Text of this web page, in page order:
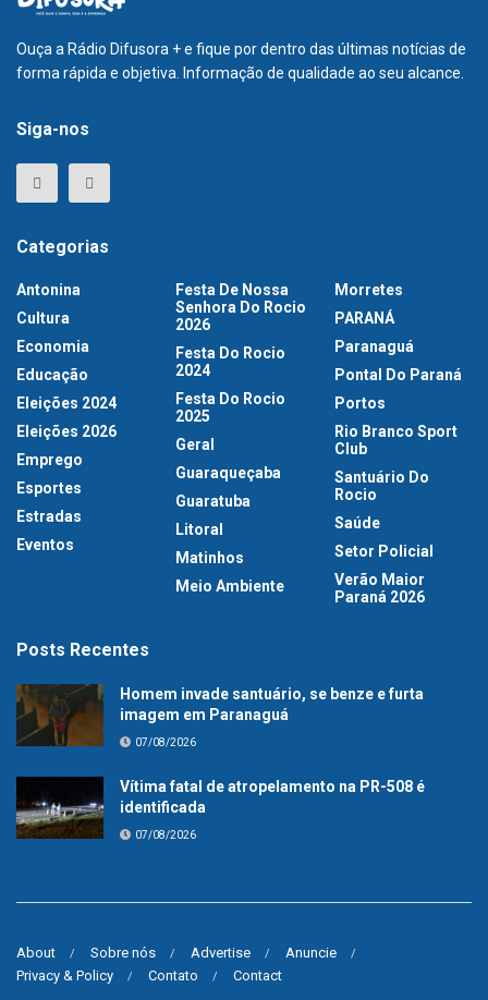
Ouça a Rádio Difusora + e fique por dentro das últimas notícias de
forma rápida e objetiva. Informação de qualidade ao seu alcance.
Siga-nos
Categorias
Antonina
Cultura
Economia
Educação
Eleições 2024
Eleições 2026
Emprego
Esportes
Estradas
Eventos
Festa De Nossa
Senhora Do Rocio
2026
Festa Do Rocio
2024
Festa Do Rocio
2025
Geral
Guaraqueçaba
Guaratuba
Litoral
Matinhos
Meio Ambiente
Morretes
PARANÁ
Paranaguá
Pontal Do Paraná
Portos
Rio Branco Sport
Club
Santuário Do
Rocio
Saúde
Setor Policial
Verão Maior
Paraná 2026
Posts Recentes
Homem invade santuário, se benze e furta
imagem em Paranaguá
07/08/2026
Vítima fatal de atropelamento na PR-508 é
identificada
07/08/2026
About Sobre nós Advertise
Anuncie
Privacy & Policy
Contato Contact